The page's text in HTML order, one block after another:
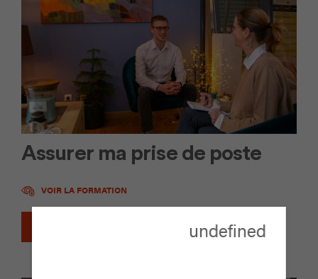
Assurer ma prise de poste
VOIR LA FORMATION
undefined